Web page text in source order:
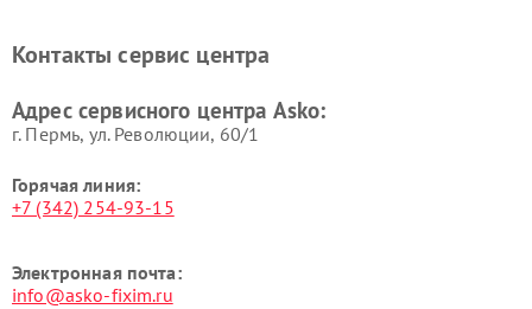
Ремонт подогревателей
Ремонт промышленных
Asko
Контакты сервис центра
Адрес сервисного центра Asko:
г. Пермь, ул. ​Революции, 60/1
Горячая линия:
+7 (342) 254-93-15
Электронная почта:
info@asko-fixim.ru